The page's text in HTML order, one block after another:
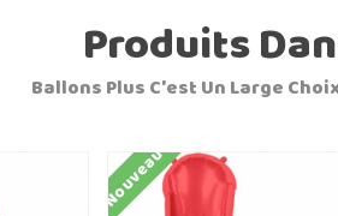
Produits
Ballons Plus C'est Un Large
Nouveau